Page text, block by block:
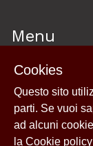
Menu
Home
About
Esplora
News
Cookies
Questo sito
parti. Se vuoi
ad alcuni
la Cookie